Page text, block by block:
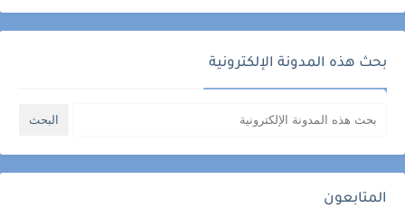
بحث هذه المدونة الإلكترونية
المتابعون